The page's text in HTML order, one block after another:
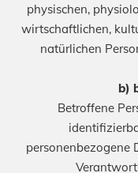
physischen,
wirtschaftlichen,
natürlichen
b)
Betroffene
personenbezogene